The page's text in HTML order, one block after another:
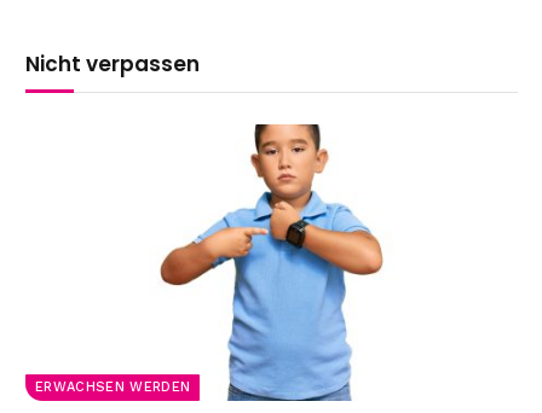
Nicht verpassen
ERWACHSEN WERDEN